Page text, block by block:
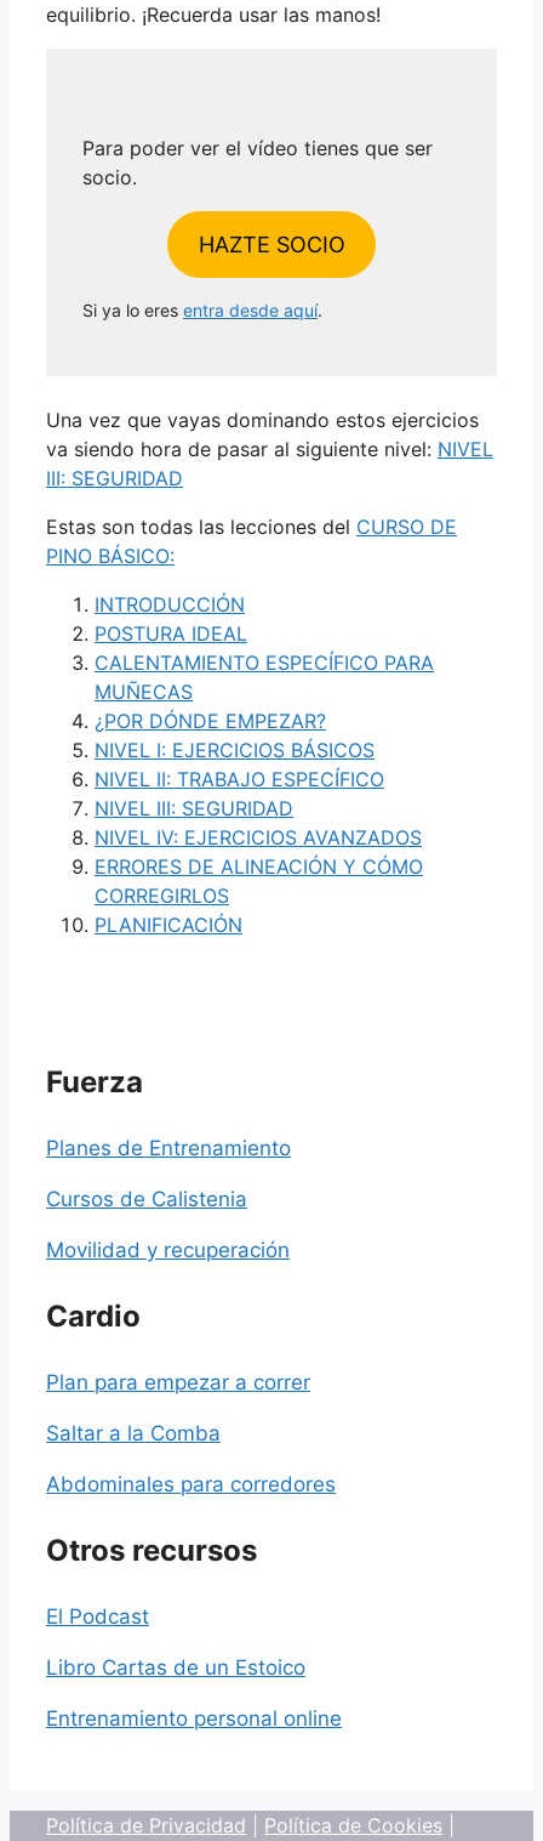
equilibrio. ¡Recuerda usar las manos!
Para poder ver el vídeo tienes que ser
socio.
HAZTE SOCIO
Si ya lo eres entra desde aquí.
Una vez que vayas dominando estos ejercicios
va siendo hora de pasar al siguiente nivel: NIVEL
III: SEGURIDAD
Estas son todas las lecciones del CURSO DE
PINO BÁSICO:
INTRODUCCIÓN
POSTURA IDEAL
CALENTAMIENTO ESPECÍFICO PARA
MUÑECAS
¿POR DÓNDE EMPEZAR?
NIVEL I: EJERCICIOS BÁSICOS
NIVEL II: TRABAJO ESPECÍFICO
NIVEL III: SEGURIDAD
NIVEL IV: EJERCICIOS AVANZADOS
ERRORES DE ALINEACIÓN Y CÓMO
CORREGIRLOS
PLANIFICACIÓN
Fuerza
Planes de Entrenamiento
Cursos de Calistenia
Movilidad y recuperación
Cardio
Plan para empezar a correr
Saltar a la Comba
Abdominales para corredores
Otros recursos
El Podcast
Libro Cartas de un Estoico
Entrenamiento personal online
Política de Privacidad Política de Cookies